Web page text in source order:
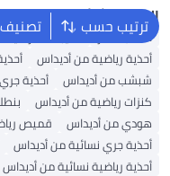
ترتيب حسب
البحث الشائع
حقائب ظهر حقيبة ظهر
أحذية رياضية من أديداس
شبشب من أديداس
أحذية
كنزات رياضية من أديداس
هودي من أديداس
قميص
أحذية جري نسائية من أديداس
أحذية رياضية نسائية من أديداس